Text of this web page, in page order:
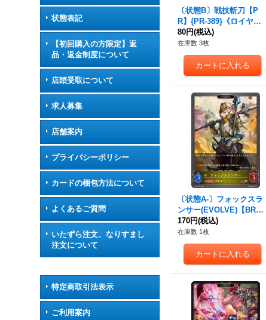
状態表記
【初回購入の方限定】返
品・返金制度について
店頭受取について
求人募集
店舗案内
プライバシーポリシー
カードの梱包方法について
よくあるご質問
いたずら注文、なりすまし
注文について
特定商取引法表示
ご利用案内
〔状態B〕戦技斬刀【P
R】{PR-389}《ロイヤ
ル》
80円(税込)
在庫数 3枚
〔状態A-〕フォックスラ
ンサー(EVOLVE)【BR・
プレミアム】{BP17-P08}
《ロイヤル》
170円(税込)
在庫数 1枚